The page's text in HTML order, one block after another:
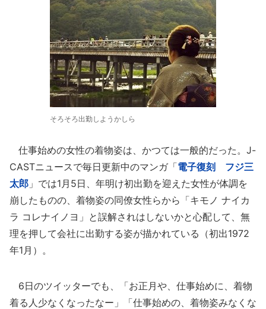
そろそろ出勤しようかしら
仕事始めの女性の着物姿は、かつては一般的だった。J-
CASTニュースで毎日更新中のマンガ「電子復刻 フジ三
太郎 」では1月5日、年明け初出勤を迎えた女性が体調を
崩したものの、着物姿の同僚女性らから「キモノ ナイカ
ラ コレナイノヨ」と誤解されはしないかと心配して、無
理を押して会社に出勤する姿が描かれている（初出1972
年1月）。
6日のツイッターでも、「お正月や、仕事始めに、着物
着る人少なくなったなー」「仕事始めの、着物姿みなくな